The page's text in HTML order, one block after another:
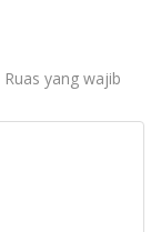
Ruas yang wajib